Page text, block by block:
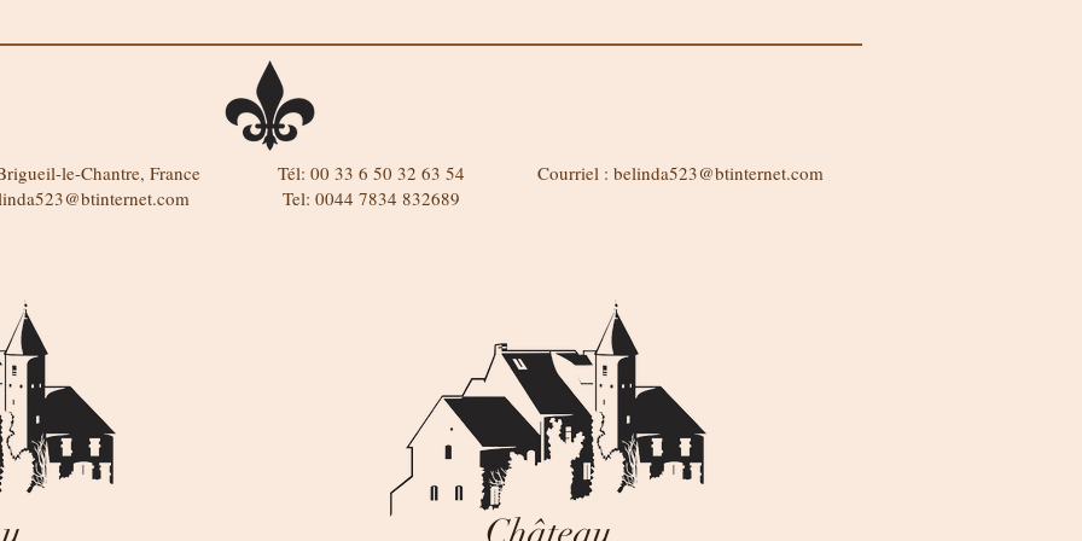
le-Chantre, France
Tél: 00 33 6 50 32 63 54
Tel: 0044 7834 832689
Courriel : belinda523@btinternet.com